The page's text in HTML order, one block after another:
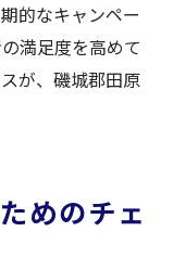
的なキャンペー
満足度を高めて
が、磯城郡田原
めのチェ